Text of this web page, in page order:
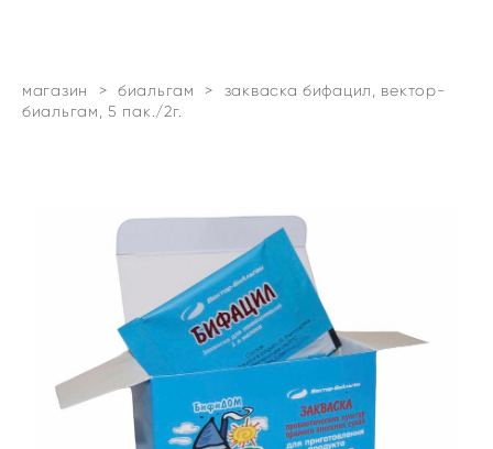
магазин > биальгам >
закваска бифацил, вектор-
биальгам, 5 пак./2г.